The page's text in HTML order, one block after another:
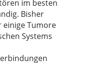
im besten
Bisher
Tumore
Systems